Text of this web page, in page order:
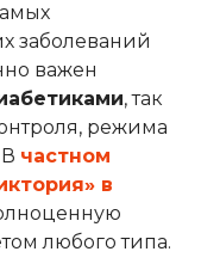
заболеваний
важен
, так
режима
частном
в
любого типа.